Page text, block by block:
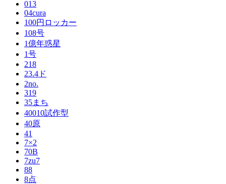
013
04cura
100円ロッカー
108号
1億年惑星
1号
218
23.4ド
2no.
319
35まち
40010試作型
40原
41
7×2
70B
7zu7
88
8点